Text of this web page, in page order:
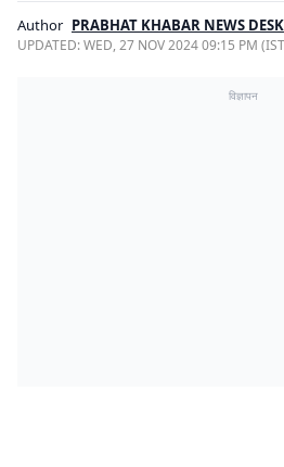
Author PRABHAT KHABAR NEWS DESK
UPDATED:WED, 27 NOV 2024 09:15 PM
विज्ञापन